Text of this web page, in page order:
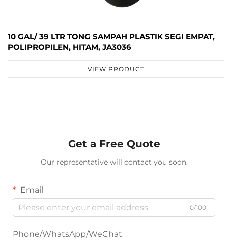
10 GAL/ 39 LTR TONG SAMPAH PLASTIK SEGI EMPAT,
POLIPROPILEN, HITAM, JA3036
VIEW PRODUCT
Get a Free Quote
Our representative will contact you soon.
Email
0/100
Phone/WhatsApp/WeChat